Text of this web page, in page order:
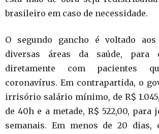
brasileiro em caso de necessidade.
O segundo gancho é voltado aos
diversas áreas da saúde, para
diretamente com pacientes
coronavírus. Em contrapartida, o
irrisório salário mínimo, de R$
de 40h e a metade, R$ 522,00, para
semanais. Em menos de 20